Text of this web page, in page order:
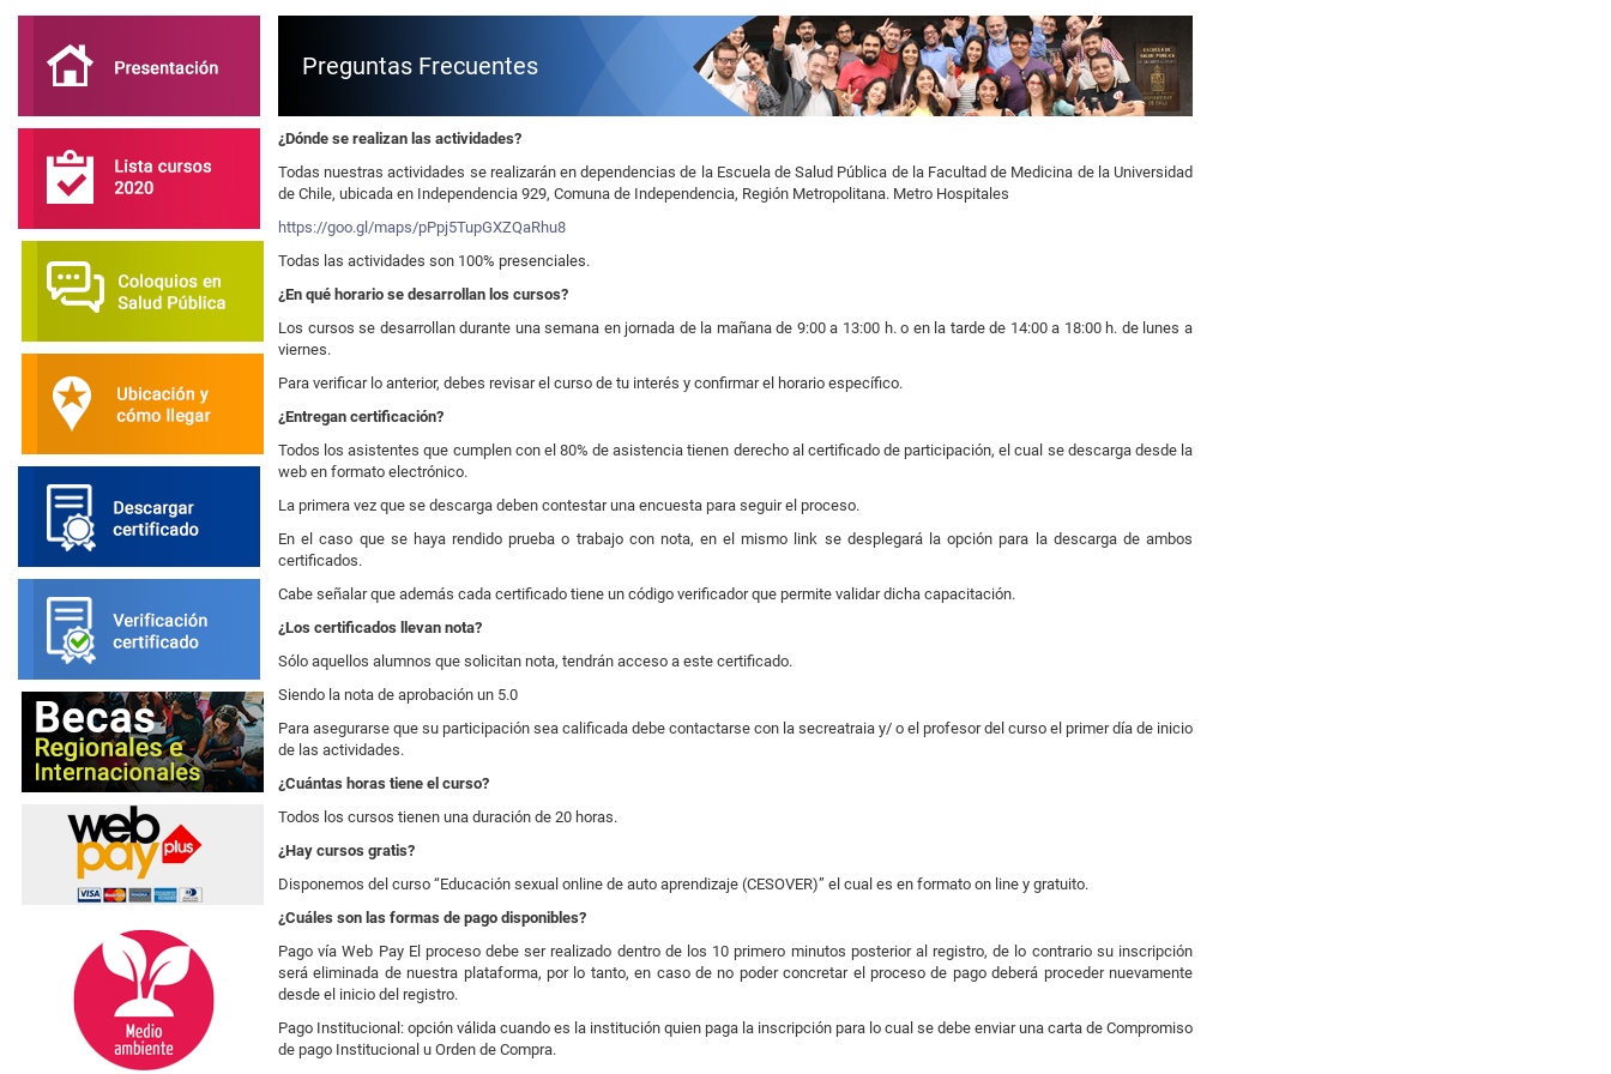
Preguntas Frecuentes
¿Dónde se realizan las actividades?
Todas nuestras actividades se realizarán en dependencias de la Escuela de Salud Pública de la Facultad de Medicina de la Universidad
de Chile, ubicada en Independencia 929, Comuna de Independencia, Región Metropolitana. Metro Hospitales
https://goo.gl/maps/pPpj5TupGXZQaRhu8
Todas las actividades son 100% presenciales.
¿En qué horario se desarrollan los cursos?
Los cursos se desarrollan durante una semana en jornada de la mañana de 9:00 a 13:00 h. o en la tarde de 14:00 a 18:00 h. de lunes a
viernes.
Para verificar lo anterior, debes revisar el curso de tu interés y confirmar el horario específico.
¿Entregan certificación?
Todos los asistentes que cumplen con el 80% de asistencia tienen derecho al certificado de participación, el cual se descarga desde la
web en formato electrónico.
La primera vez que se descarga deben contestar una encuesta para seguir el proceso.
En el caso que se haya rendido prueba o trabajo con nota, en el mismo link se desplegará la opción para la descarga de ambos
certificados.
Cabe señalar que además cada certificado tiene un código verificador que permite validar dicha capacitación.
¿Los certificados llevan nota?
Sólo aquellos alumnos que solicitan nota, tendrán acceso a este certificado.
Siendo la nota de aprobación un 5.0
Para asegurarse que su participación sea calificada debe contactarse con la secreatraia y/ o el profesor del curso el primer día de inicio
de las actividades.
¿Cuántas horas tiene el curso?
Todos los cursos tienen una duración de 20 horas.
¿Hay cursos gratis?
Disponemos del curso “Educación sexual online de auto aprendizaje (CESOVER)” el cual es en formato on line y gratuito.
¿Cuáles son las formas de pago disponibles?
Pago vía Web Pay El proceso debe ser realizado dentro de los 10 primero minutos posterior al registro, de lo contrario su inscripción
será eliminada de nuestra plataforma, por lo tanto, en caso de no poder concretar el proceso de pago deberá proceder nuevamente
desde el inicio del registro.
Pago Institucional: opción válida cuando es la institución quien paga la inscripción para lo cual se debe enviar una carta de Compromiso
de pago Institucional u Orden de Compra.